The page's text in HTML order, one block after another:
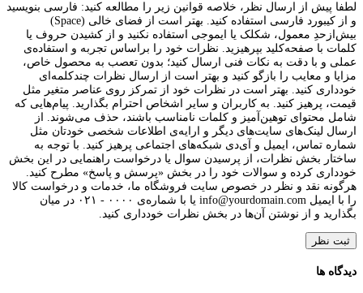
لطفا پیش از ارسال نظر، خلاصه قوانین زیر را مطالعه کنید: فارسی بنویسید
و از کیبورد فارسی استفاده کنید. بهتر است از فضای خالی (Space)
بیش‌از‌حدِ معمول، شکلک یا ایموجی استفاده نکنید و از کشیدن حروف یا
کلمات با صفحه‌کلید بپرهیزید. نظرات خود را براساس تجربه و استفاده‌ی
عملی و با دقت به نکات فنی ارسال کنید؛ بدون تعصب به محصول خاص،
مزایا و معایب را بازگو کنید و بهتر است از ارسال نظرات چندکلمه‌‌ای
خودداری کنید. بهتر است در نظرات خود از تمرکز روی عناصر متغیر مثل
قیمت، پرهیز کنید. به کاربران و سایر اشخاص احترام بگذارید. پیام‌هایی که
شامل محتوای توهین‌آمیز و کلمات نامناسب باشند، حذف می‌شوند. از
ارسال لینک‌های سایت‌های دیگر و ارایه‌ی اطلاعات شخصی خودتان مثل
شماره تماس، ایمیل و آی‌دی شبکه‌های اجتماعی پرهیز کنید. با توجه به
ساختار بخش نظرات، از پرسیدن سوال یا درخواست راهنمایی در این بخش
خودداری کرده و سوالات خود را در بخش «پرسش و پاسخ» مطرح کنید.
هرگونه نقد و نظر در خصوص سایت فروشگاه ما، خدمات و درخواست کالا
را با ایمیل info@yourdomain.com یا با شماره‌ی ۰۰۰۰ - ۰۲۱ در میان
بگذارید و از نوشتن آن‌ها در بخش نظرات خودداری کنید.
ثبت نظر
دیدگاه ها